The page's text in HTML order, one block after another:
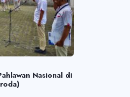
Nasional di